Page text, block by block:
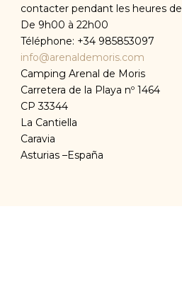
contacter pendant les heures
De 9h00 à 22h00
Téléphone: +34 985853097
info@arenaldemoris.com
Camping Arenal de Moris
Carretera de la Playa nº 1464
CP 33344
La Cantiella
Caravia
Asturias –España